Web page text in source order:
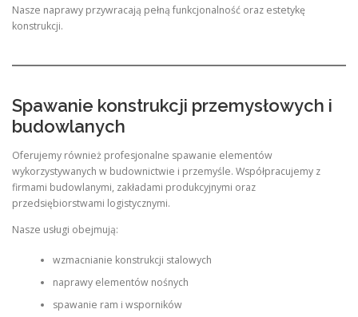
Nasze naprawy przywracają pełną funkcjonalność oraz estetykę
konstrukcji.
Spawanie konstrukcji przemysłowych i
budowlanych
Oferujemy również profesjonalne spawanie elementów
wykorzystywanych w budownictwie i przemyśle. Współpracujemy z
firmami budowlanymi, zakładami produkcyjnymi oraz
przedsiębiorstwami logistycznymi.
Nasze usługi obejmują:
wzmacnianie konstrukcji stalowych
naprawy elementów nośnych
spawanie ram i wsporników